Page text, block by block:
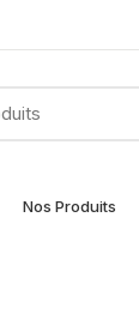
Nos Produits